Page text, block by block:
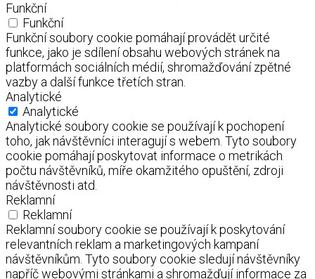
Funkční
Funkční
Funkční soubory cookie pomáhají provádět určité
funkce, jako je sdílení obsahu webových stránek na
platformách sociálních médií, shromažďování zpětné
vazby a další funkce třetích stran.
Analytické
Analytické
Analytické soubory cookie se používají k pochopení
toho, jak návštěvníci interagují s webem. Tyto soubory
cookie pomáhají poskytovat informace o metrikách
počtu návštěvníků, míře okamžitého opuštění, zdroji
návštěvnosti atd.
Reklamní
Reklamní
Reklamní soubory cookie se používají k poskytování
relevantních reklam a marketingových kampaní
návštěvníkům. Tyto soubory cookie sledují návštěvníky
napříč webovými stránkami a shromažďují informace za